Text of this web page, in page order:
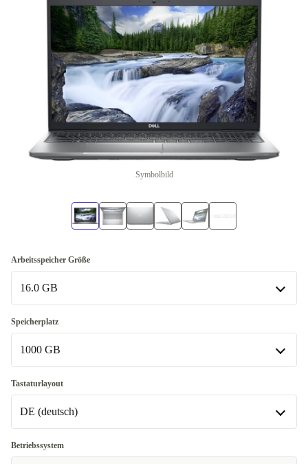
Symbolbild
Arbeitsspeicher Größe
16.0 GB
16.0 GB
In anderen Kombinationen verfügbar
8.0 GB
64.0 GB
Speicherplatz
1000 GB
1000 GB
In anderen Kombinationen verfügbar
256 GB
Tastaturlayout
DE (deutsch)
DE (deutsch)
Betriebssystem